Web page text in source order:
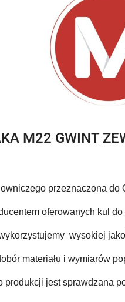
M22 GWINT
przeznaczona
oferowanych kul do
wysokiej
materiału i wymiarów
produkcji jest sprawdzana